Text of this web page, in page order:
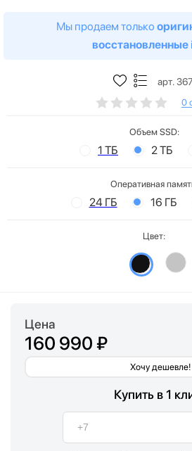
Мы продаем только
восстановленные
арт.
0
Объем SSD:
1 ТБ 2 ТБ
Оперативная
24 ГБ 16 ГБ
Цвет:
Цена
160 990 ₽
Хочу дешевле!
Купить в 1